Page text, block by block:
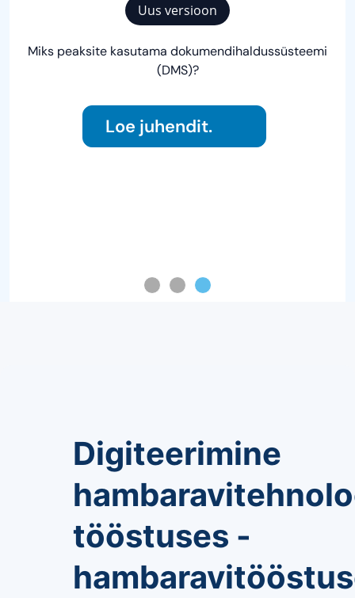
Uus versioon
Miks peaksite kasutama dokumendihaldussüsteemi
(DMS)?
Loe juhendit.
Digiteerimine
tööstuses -